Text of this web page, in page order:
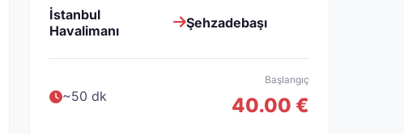
İstanbul
Havalimanı
Şehzadebaşı
~50 dk
Başlangıç
40.00 €